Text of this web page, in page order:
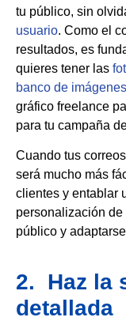
tu público, sin
usuario. Como el
resultados, es
quieres tener las
banco de imágenes
gráfico freelance
para tu campaña
Cuando tus
será mucho más
clientes y entablar
personalización
público y
2. Haz la
detallada